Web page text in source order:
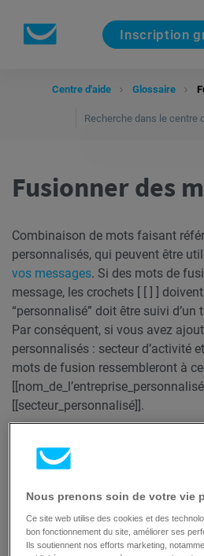
Inscription
Centre d'aide Glossaire
Fusionner des
Combinaison de mots faisant
personnalisés, qui peuvent être
vos messages. Si des mots de
message, les crochets [ [ ] ]
“personnalisé” doit être suivi d’un
Par conséquent, si vous avez
personnalisés : secteur d’activité
mots de fusion ressembleront à
[[secteur_personnalisé]].
Nous prenons soin de votre vie
Ce site web utilise des cookies et des
bon fonctionnement du site, améliorer ses
Ils soutiennent nos efforts marketing,